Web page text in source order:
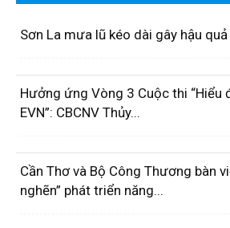
Sơn La mưa lũ kéo dài gây hậu
Hưởng ứng Vòng 3 Cuộc thi “Hiểu
EVN”: CBCNV Thủy...
Cần Thơ và Bộ Công Thương bàn
nghẽn” phát triển năng...